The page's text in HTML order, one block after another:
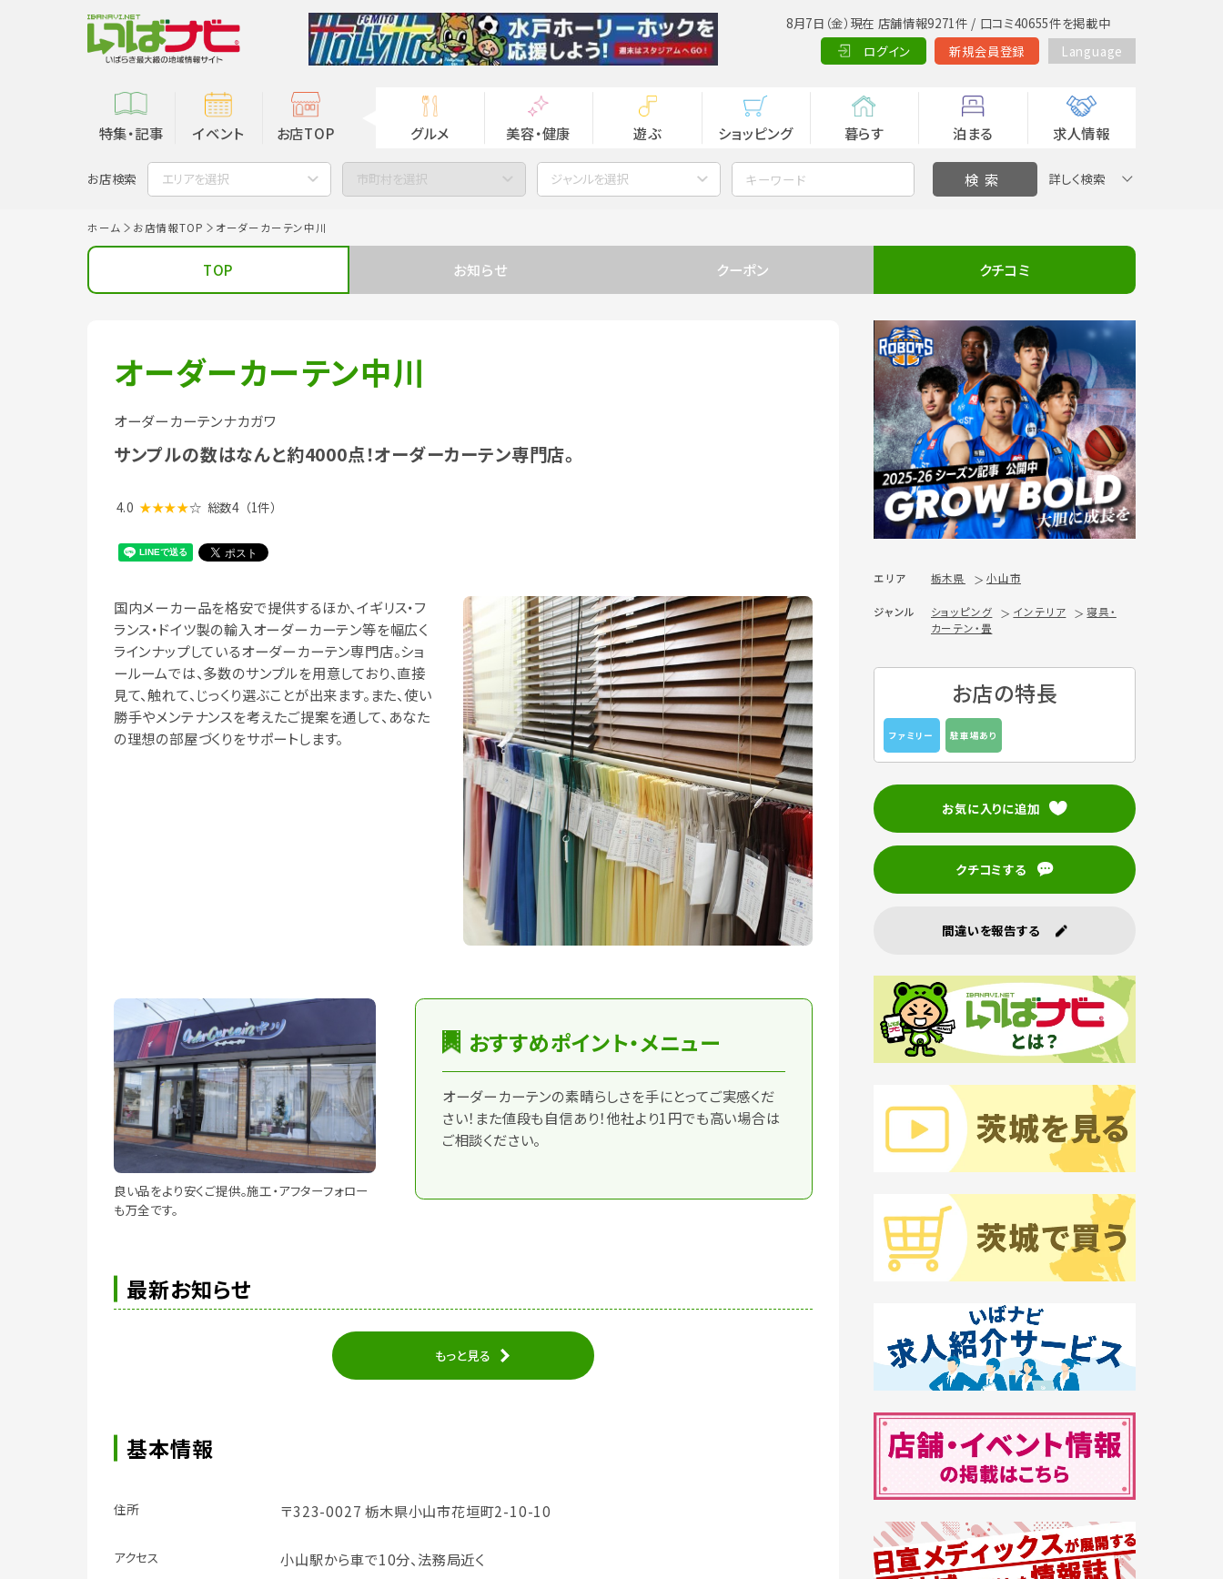
8月7日（金）現在 店舗情報9271件 / 口コミ40655件を掲載中
ログイン
新規会員登録 Language
特集・記事 イベント お店TOP グルメ 美容・健康 遊ぶ ショッピング 暮らす 泊まる 求人情報
お店検索 エリアを選択 市町村を選択 ジャンルを選択 詳しく検索
ホーム お店情報TOP オーダーカーテン中川
TOP お知らせ クーポン クチコミ
オーダーカーテン中川
オーダーカーテンナカガワ
サンプルの数はなんと約4000点！オーダーカーテン専門店。
4.0 ★★★★☆ 総数4 （1件）
国内メーカー品を格安で提供するほか、イギリス・フ
ランス・ドイツ製の輸入オーダーカーテン等を幅広く
ラインナップしているオーダーカーテン専門店。ショ
ールームでは、多数のサンプルを用意しており、直接
見て、触れて、じっくり選ぶことが出来ます。また、使い
勝手やメンテナンスを考えたご提案を通して、あなた
の理想の部屋づくりをサポートします。
良い品をより安くご提供。施工・アフターフォロー
も万全です。
おすすめポイント・メニュー
オーダーカーテンの素晴らしさを手にとってご実感くだ
さい！また値段も自信あり！他社より1円でも高い場合は
ご相談ください。
最新お知らせ
もっと見る
基本情報
住所 〒323-0027 栃木県小山市花垣町2-10-10
アクセス 小山駅から車で10分、法務局近く
エリア 栃木県 小山市
ジャンル ショッピング インテリア
寝具・
カーテン・畳
お店の特長
ファミリー 駐車場あり
お気に入りに追加
クチコミする
間違いを報告する